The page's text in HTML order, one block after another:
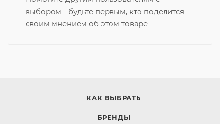
выбором - будьте первым, кто поделится
своим мнением об этом товаре
КАК ВЫБРАТЬ
БРЕНДЫ